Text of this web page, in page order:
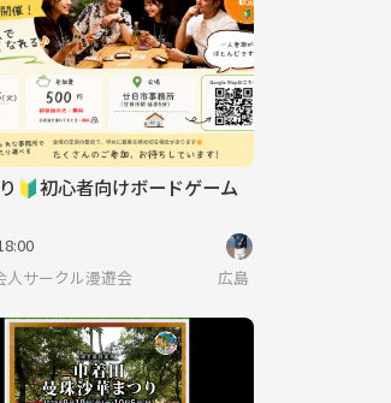
🔰初心者向けボードゲーム
人サークル漫遊会
広島